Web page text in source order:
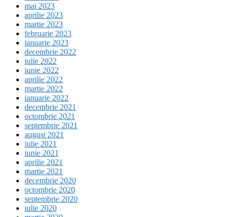
mai 2023
aprilie 2023
martie 2023
februarie 2023
ianuarie 2023
decembrie 2022
iulie 2022
iunie 2022
aprilie 2022
martie 2022
ianuarie 2022
decembrie 2021
octombrie 2021
septembrie 2021
august 2021
iulie 2021
iunie 2021
aprilie 2021
martie 2021
decembrie 2020
octombrie 2020
septembrie 2020
iulie 2020